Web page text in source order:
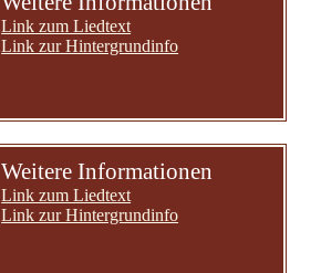
Link zum Liedtext
Link zur Hintergrundinfo
Weitere Informationen
Link zum Liedtext
Link zur Hintergrundinfo